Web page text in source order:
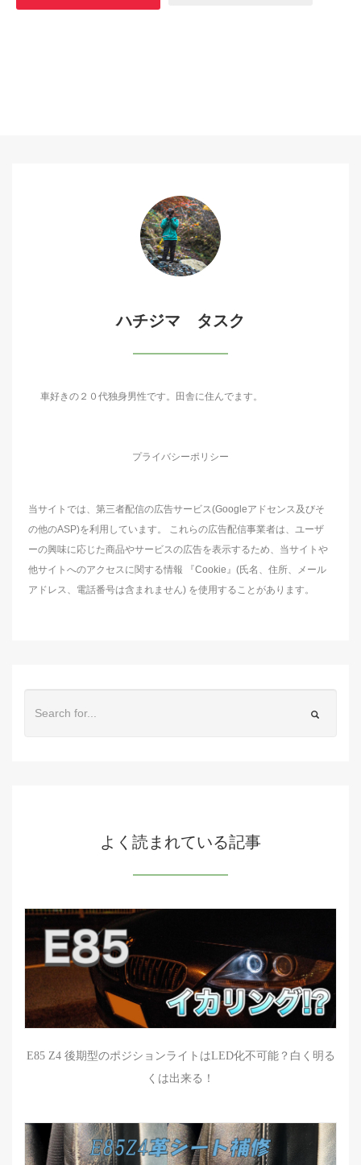
ハチジマ タスク
車好きの２０代独身男性です。田舎に住んでます。
プライバシーポリシー
当サイトでは、第三者配信の広告サービス(Googleアドセンス及びそ
の他のASP)を利用しています。 これらの広告配信事業者は、ユーザ
ーの興味に応じた商品やサービスの広告を表示するため、当サイトや
他サイトへのアクセスに関する情報 『Cookie』(氏名、住所、メール
アドレス、電話番号は含まれません) を使用することがあります。
よく読まれている記事
E85 Z4 後期型のポジションライトはLED化不可能？白く明る
くは出来る！